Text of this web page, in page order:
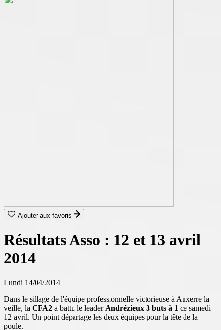
Ajouter aux favoris
Résultats Asso : 12 et 13 avril
2014
Lundi 14/04/2014
Dans le sillage de l'équipe professionnelle victorieuse à Auxerre la
veille, la CFA2 a battu le leader Andrézieux 3 buts à 1 ce samedi
12 avril. Un point départage les deux équipes pour la tête de la
poule.